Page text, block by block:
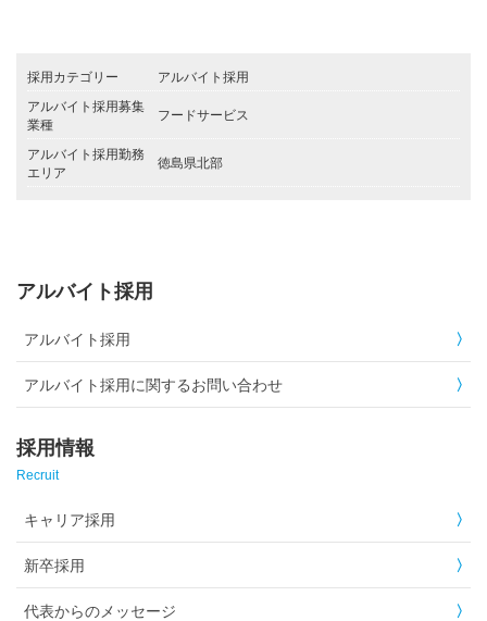
採用カテゴリー
アルバイト採用
アルバイト採用募集
業種
フードサービス
アルバイト採用勤務
エリア
徳島県北部
アルバイト採用
アルバイト採用
アルバイト採用に関するお問い合わせ
採用情報
Recruit
キャリア採用
新卒採用
代表からのメッセージ